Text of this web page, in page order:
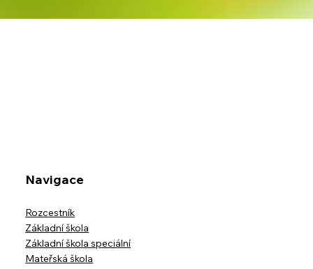
Navigace
Rozcestník
Základní škola
Základní škola speciální
Mateřská škola